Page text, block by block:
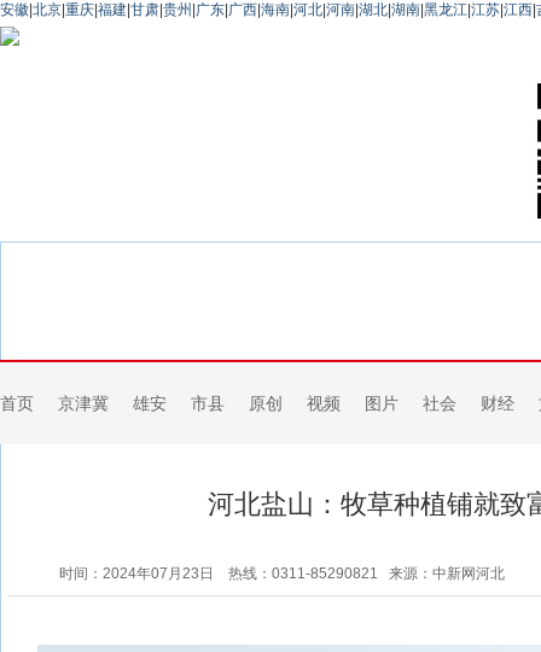
安徽 北京 重庆 福建 甘肃 贵州 广东 广西 海南 河北 河南 湖北 湖南 黑龙江 江苏 江西
首页 京津冀 雄安 市县 原创 视频 图片 社会 财经
河北盐山：牧草种植铺就致
时间：2024年07月23日 热线：0311-85290821 来源：中新网河北